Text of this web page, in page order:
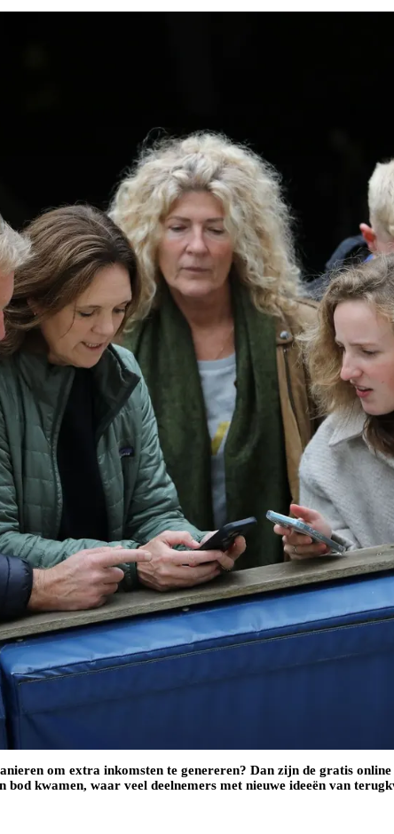
om extra inkomsten te genereren? Dan zijn de gratis
kwamen, waar veel deelnemers met nieuwe ideeën van